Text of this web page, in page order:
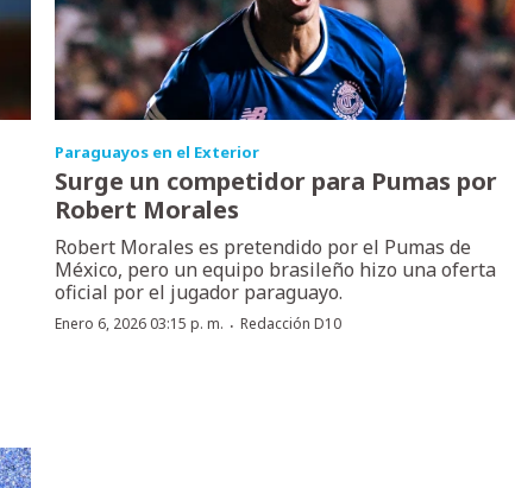
Paraguayos en el Exterior
Surge un competidor para Pumas por
Robert Morales
Robert Morales es pretendido por el Pumas de
México, pero un equipo brasileño hizo una oferta
oficial por el jugador paraguayo.
Enero 6, 2026 03:15 p. m. ·Redacción D10